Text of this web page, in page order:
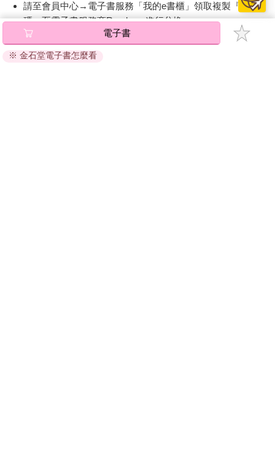
請至會員中心→電子書服務「我的e書櫃」領取複製『兌換
碼』至電子書服務商Readmoo進行兌換。
退換貨須知：
因版權保護，您在金石堂所購買的電子書僅能以金石堂專屬
電子書
※ 金石堂電子書怎麼看